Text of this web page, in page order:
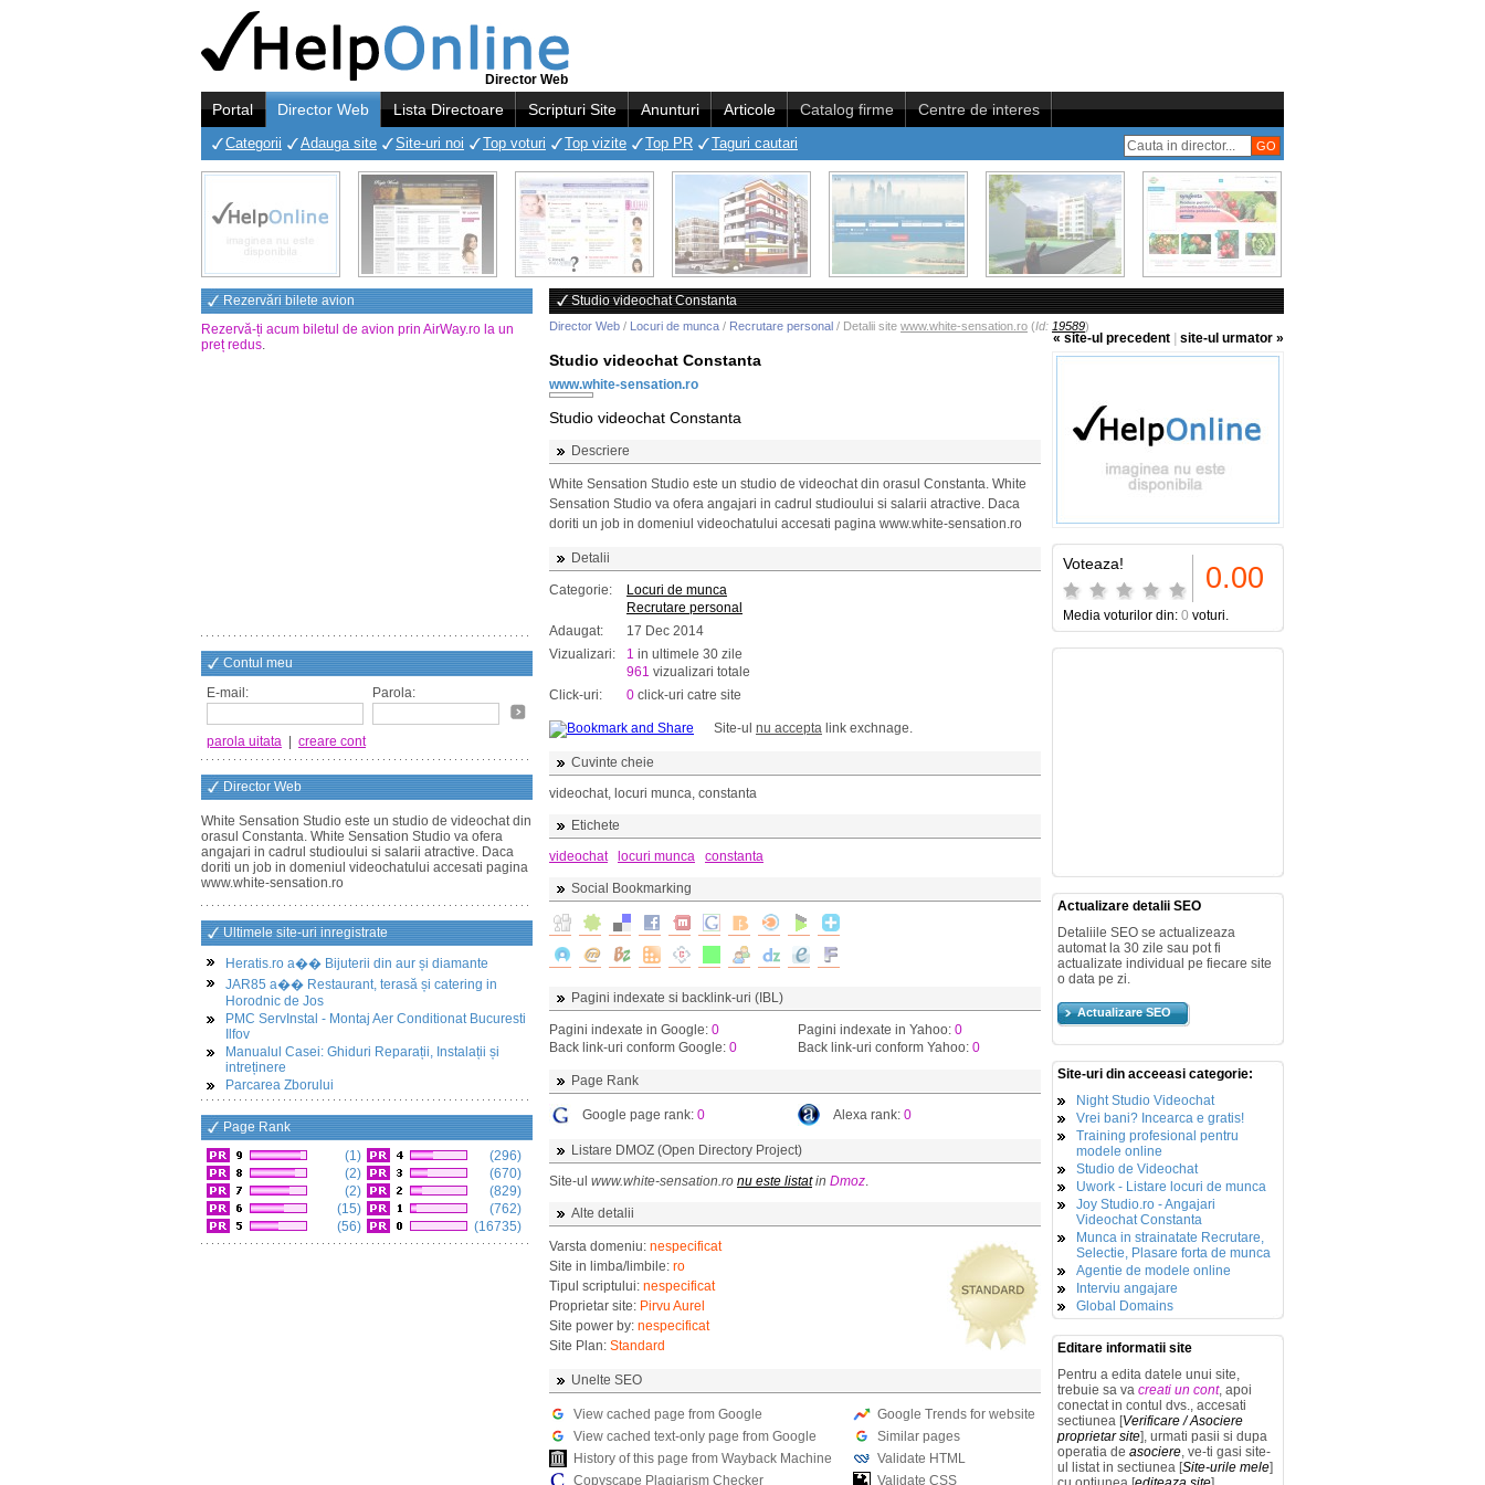
Director Web
Portal Director Web Lista Directoare Scripturi Site Anunturi Articole Catalog firme Centre de interes
Categorii Adauga site Site-uri noi Top voturi Top vizite Top PR Taguri cautari
Rezervări bilete avion
Rezervă-ți acum biletul de avion prin AirWay.ro la un
preț redus.
Contul meu
E-mail:
Parola:
parola uitata creare cont
Director Web
White Sensation Studio este un studio de videochat din
orasul Constanta. White Sensation Studio va ofera
angajari in cadrul studioului si salarii atractive. Daca
doriti un job in domeniul videochatului accesati pagina
www.white-sensation.ro
Ultimele site-uri inregistrate
Heratis.ro a�� Bijuterii din aur și diamante
JAR85 a�� Restaurant, terasă și catering in
Horodnic de Jos
PMC ServInstal - Montaj Aer Conditionat Bucuresti
Ilfov
Manualul Casei: Ghiduri Reparații, Instalații și
intreținere
Parcarea Zborului
Page Rank
(1)
(2)
(2)
(15)
(56)
(296)
(670)
(829)
(762)
(16735)
Studio videochat Constanta
Director Web / Locuri de munca / Recrutare personal / Detalii site www.white-sensation.ro (Id: 19589)
« site-ul precedent site-ul urmator »
Studio videochat Constanta
www.white-sensation.ro
Studio videochat Constanta
Descriere
White Sensation Studio este un studio de videochat din orasul Constanta. White
Sensation Studio va ofera angajari in cadrul studioului si salarii atractive. Daca
doriti un job in domeniul videochatului accesati pagina www.white-sensation.ro
Detalii
Categorie:
Locuri de munca
Recrutare personal
Adaugat:
17 Dec 2014
Vizualizari:
1 in ultimele 30 zile
961 vizualizari totale
Click-uri:
0 click-uri catre site
Site-ul nu accepta link exchnage.
Cuvinte cheie
videochat, locuri munca, constanta
Etichete
videochat
locuri munca constanta
Social Bookmarking
Pagini indexate si backlink-uri (IBL)
Pagini indexate in Google: 0
Back link-uri conform Google: 0
Pagini indexate in Yahoo: 0
Back link-uri conform Yahoo: 0
Page Rank
Google page rank: 0 Alexa rank: 0
Listare DMOZ (Open Directory Project)
Site-ul www.white-sensation.ro nu este listatin Dmoz.
Alte detalii
Varsta domeniu: nespecificat
Site in limba/limbile: ro
Tipul scriptului: nespecificat
Proprietar site: Pirvu Aurel
Site power by: nespecificat
Site Plan: Standard
Unelte SEO
View cached page from Google
View cached text-only page from Google
History of this page from Wayback Machine
Copyscape Plagiarism Checker
Google Trends for website
Similar pages
Validate HTML
Validate CSS
Voteaza! 0.00
Media voturilor din: 0 voturi.
Actualizare detalii SEO
Detaliile SEO se actualizeaza
automat la 30 zile sau pot fi
actualizate individual pe fiecare site
o data pe zi.
Actualizare SEO
Site-uri din acceeasi categorie:
Night Studio Videochat
Vrei bani? Incearca e gratis!
Training profesional pentru
modele online
Studio de Videochat
Uwork - Listare locuri de munca
Joy Studio.ro - Angajari
Videochat Constanta
Munca in strainatate Recrutare,
Selectie, Plasare forta de munca
Agentie de modele online
Interviu angajare
Global Domains
Editare informatii site
Pentru a edita datele unui site,
trebuie sa va creati un cont, apoi
conectat in contul dvs., accesati
sectiunea [Verificare / Asociere
proprietar site], urmati pasii si dupa
operatia de asociere, ve-ti gasi site-
ul listat in sectiunea [Site-urile mele]